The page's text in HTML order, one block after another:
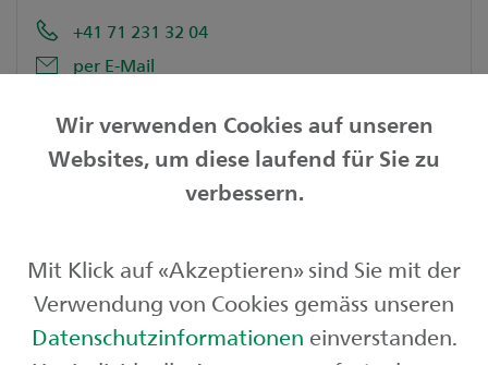
+41 71 231 32 04
per E-Mail
Dokument senden
Mehr zur Niederlassung
Download
Media release
Wir verwenden Cookies auf unseren
Websites, um diese laufend für Sie zu
verbessern.
Mit Klick auf «Akzeptieren» sind Sie mit der
Verwendung von Cookies gemäss unseren
Datenschutzinformationen einverstanden.